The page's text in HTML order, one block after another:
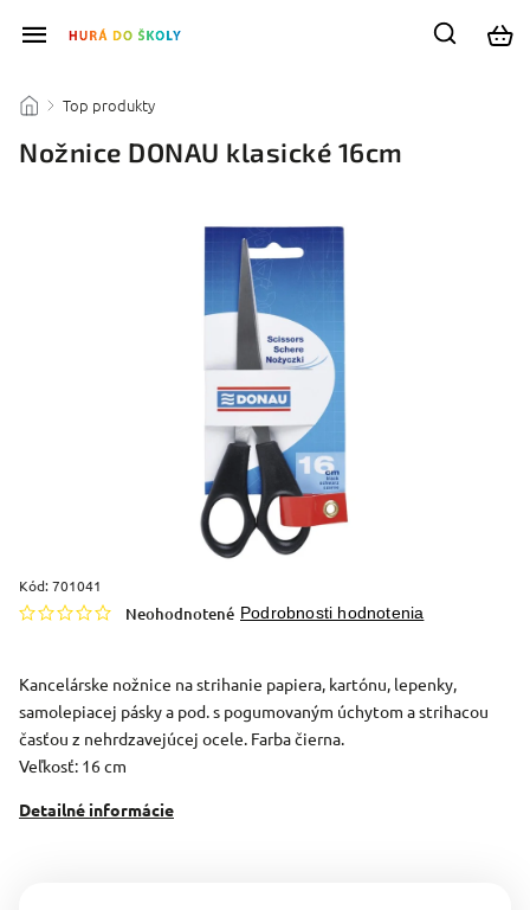
/ Top produkty
Nožnice DONAU klasické 16cm
Kód:701041
Neohodnotené Podrobnosti hodnotenia
Kancelárske nožnice na strihanie papiera, kartónu, lepenky,
samolepiacej pásky a pod. s pogumovaným úchytom a strihacou
časťou z nehrdzavejúcej ocele. Farba čierna.
Veľkosť: 16 cm
Detailné informácie